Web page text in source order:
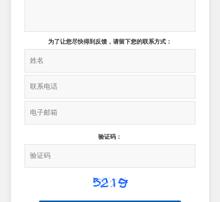
为了让您尽快得到反馈，请留下您的联系方式：
验证码：